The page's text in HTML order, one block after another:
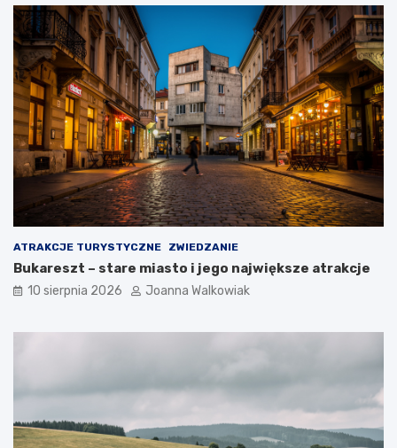
ATRAKCJE TURYSTYCZNE ZWIEDZANIE
Bukareszt – stare miasto i jego największe atrakcje
10 sierpnia 2026 Joanna Walkowiak